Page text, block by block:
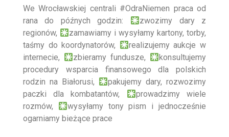
We Wrocławskiej centrali #OdraNiemen praca od
rana do późnych godzin:
zwozimy dary z
regionów,
zamawiamy i wysyłamy kartony, torby,
taśmy do koordynatorów,
realizujemy aukcje w
internecie,
zbieramy fundusze,
konsultujemy
procedury wsparcia finansowego dla polskich
rodzin na Białorusi,
pakujemy dary, rozwozimy
paczki dla kombatantów,
prowadzimy wiele
rozmów,
wysyłamy tony pism i jednocześnie
ogarniamy bieżące prace